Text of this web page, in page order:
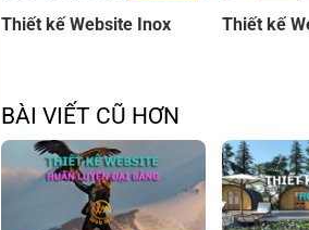
Thiết kế Website Inox Thiết kế
BÀI VIẾT CŨ HƠN